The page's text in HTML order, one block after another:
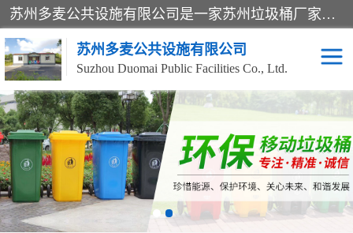
苏州多麦公共设施有限公司是一家苏州垃圾桶厂家，主营：塑料垃圾桶、分类果皮箱、户外园林椅、保安岗亭等产品厂家。全国统一热线电话：17105580222。公司组建完善的团队。设计人员，能根据客户要求，提供适合的设计方案，来满足客户的需求。
苏州多麦公共设施有限公司
Suzhou Duomai Public Facilities Co., Ltd.
办公室脚踩垃圾桶 保安岗亭
分类果皮箱 公园椅
垃圾分类房 塑料垃圾桶